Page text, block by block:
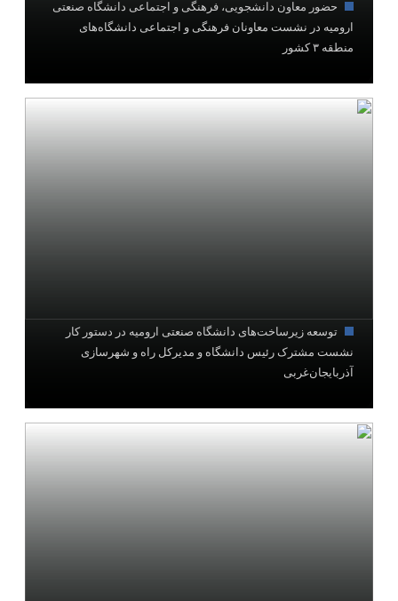
حضور معاون دانشجویی، فرهنگی و اجتماعی دانشگاه صنعتی
ارومیه در نشست معاونان فرهنگی و اجتماعی دانشگاه‌های
منطقه ۳ کشور
توسعه زیرساخت‌های دانشگاه صنعتی ارومیه در دستور کار
نشست مشترک رئیس دانشگاه و مدیرکل راه و شهرسازی
آذربایجان‌غربی